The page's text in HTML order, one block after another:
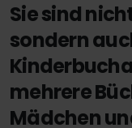
Sie sind
sondern
mehrere
Mädchen